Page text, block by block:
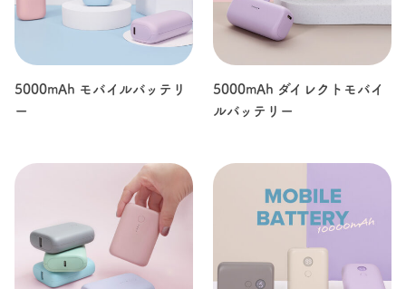
5000mAh モバイルバッテリ
ー
5000mAh ダイレクトモバイ
ルバッテリー